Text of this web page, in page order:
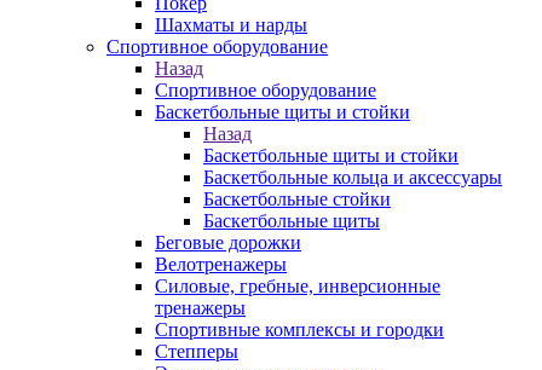
Шахматы и нарды
Спортивное оборудование
Назад
Спортивное оборудование
Баскетбольные щиты и стойки
Назад
Баскетбольные щиты и стойки
Баскетбольные кольца и аксессуары
Баскетбольные стойки
Баскетбольные щиты
Беговые дорожки
Велотренажеры
Силовые, гребные, инверсионные
тренажеры
Спортивные комплексы и городки
Степперы